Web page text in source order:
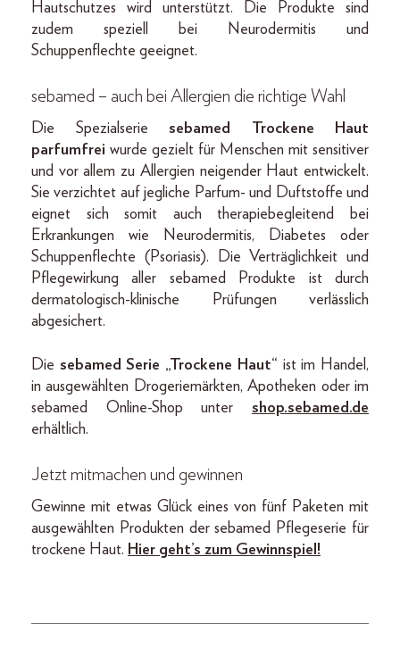
Hautschutzes wird unterstützt. Die Produkte sind
zudem speziell bei Neurodermitis und
Schuppenflechte geeignet.
sebamed – auch bei Allergien die richtige Wahl
Die Spezialserie sebamed Trockene Haut
parfumfrei wurde gezielt für Menschen mit sensitiver
und vor allem zu Allergien neigender Haut entwickelt.
Sie verzichtet auf jegliche Parfum- und Duftstoffe und
eignet sich somit auch therapiebegleitend bei
Erkrankungen wie Neurodermitis, Diabetes oder
Schuppenflechte (Psoriasis). Die Verträglichkeit und
Pflegewirkung aller sebamed Produkte ist durch
dermatologisch-klinische Prüfungen verlässlich
abgesichert.
Die sebamed Serie „Trockene Haut“ ist im Handel,
in ausgewählten Drogeriemärkten, Apotheken oder im
sebamed Online-Shop unter shop.sebamed.de
erhältlich.
Jetzt mitmachen und gewinnen
Gewinne mit etwas Glück eines von fünf Paketen mit
ausgewählten Produkten der sebamed Pflegeserie für
trockene Haut. Hier geht’s zum Gewinnspiel!